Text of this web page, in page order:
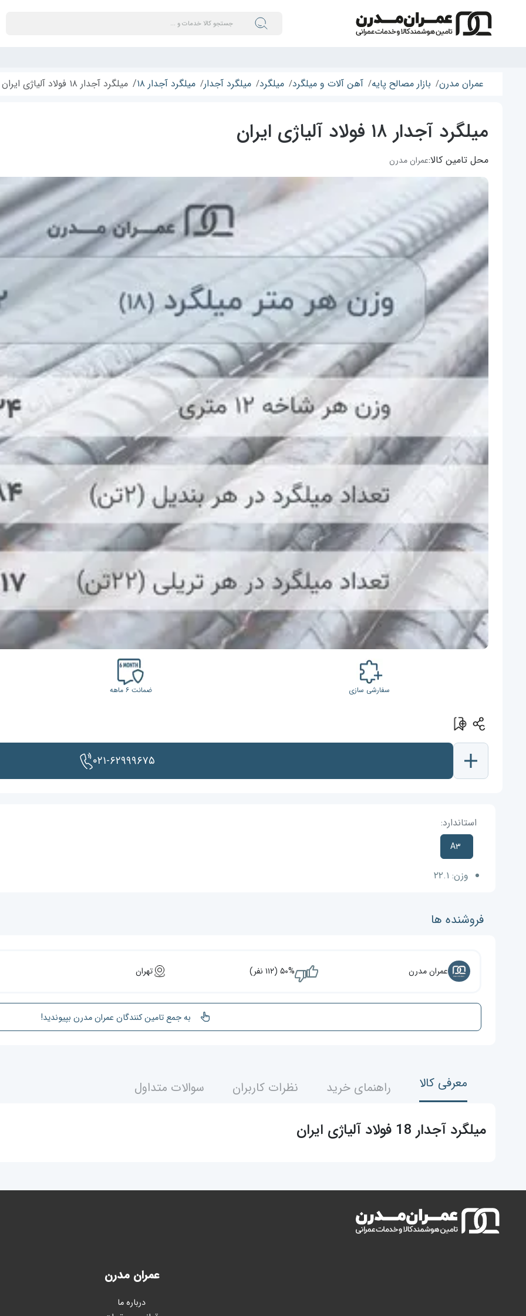
عمران مدرن بازار مصالح پایه آهن آلات و میلگرد میلگرد میلگرد آجدار میلگرد آجدار ۱۸ میلگرد آجدار ۱۸ فولاد آلیاژی ایران
میلگرد آجدار ۱۸ فولاد آلیاژی ایران
محل تامین کالا:عمران مدرن
سفارشی سازی ضمانت ۶ ماهه
۰۲۱-۶۲۹۹۹۶۷۵
استاندارد:
A۳
وزن: ۲۲.۱
فروشنده ها
عمران مدرن ۵۰% (۱۱۲ نفر) تهران
به جمع تامین کنندگان عمران مدرن بپیوندید!
معرفی کالا راهنمای خرید نظرات کاربران سوالات متداول
میلگرد آجدار 18 فولاد آلیاژی ایران
عمران مدرن
درباره ما